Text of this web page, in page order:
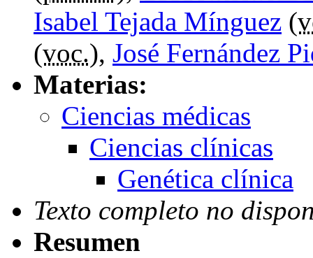
Isabel Tejada Mínguez (
(voc.), José Fernández
Materias:
Ciencias médicas
Ciencias clínicas
Genética clínica
Texto completo no
Resumen